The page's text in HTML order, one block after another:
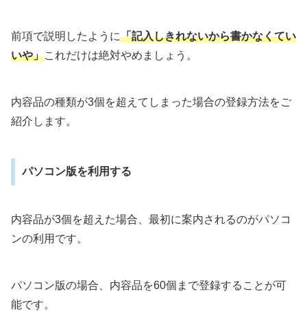
前項で説明したように「記入しきれないから書かなくてい
いや」これだけは絶対やめましょう。
内容品の種類が3個を超えてしまった場合の登録方法をご
紹介します。
パソコン版を利用する
内容品が3個を超えた場合、最初に案内されるのがパソコ
ンの利用です。
パソコン版の場合、内容品を60個まで登録することが可
能です。